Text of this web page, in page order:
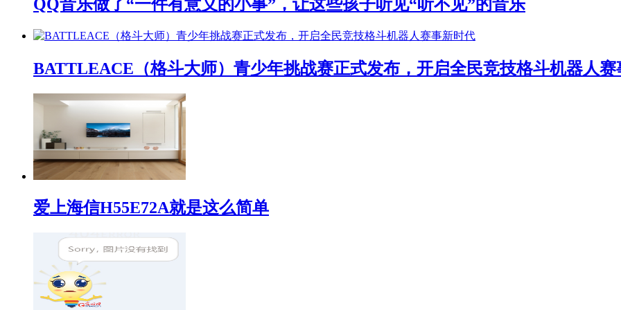
QQ音乐做了“一件有意义的小事”，让这些孩子听见“听不见”的音乐
BATTLEACE（格斗大师）青少年挑战赛正式发布，开启全民竞技格斗机器人赛
爱上海信H55E72A就是这么简单